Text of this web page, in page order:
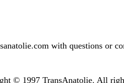
with questions or
© 1997 TransAnatolie. All